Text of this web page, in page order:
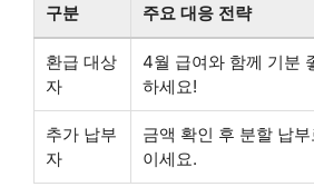
구분 주요 대응 전략
환급 대상
자
4월 급여와 함께 기분
하세요!
추가 납부
자
금액 확인 후 분할 납
이세요.